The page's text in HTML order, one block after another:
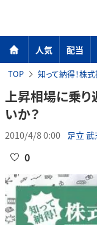
人気 配当
TOP 知って納得！株
上昇相場に乗り
いか？
2010/4/8 0:00 足立
0